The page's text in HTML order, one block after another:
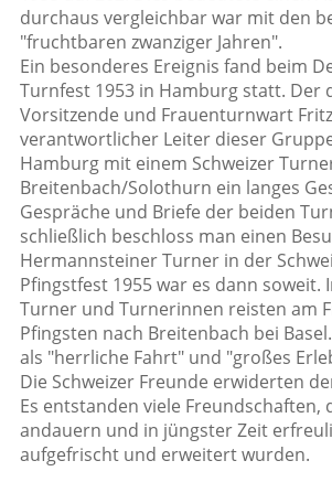
durchaus vergleichbar war mit den
"fruchtbaren zwanziger Jahren".
Ein besonderes Ereignis fand beim
Turnfest 1953 in Hamburg statt. Der
Vorsitzende und Frauenturnwart
verantwortlicher Leiter dieser
Hamburg mit einem Schweizer
Breitenbach/Solothurn ein langes
Gespräche und Briefe der beiden
schließlich beschloss man einen
Hermannsteiner Turner in der
Pfingstfest 1955 war es dann soweit.
Turner und Turnerinnen reisten am
Pfingsten nach Breitenbach bei
als "herrliche Fahrt" und "großes
Die Schweizer Freunde erwiderten
Es entstanden viele Freundschaften,
andauern und in jüngster Zeit
aufgefrischt und erweitert wurden.